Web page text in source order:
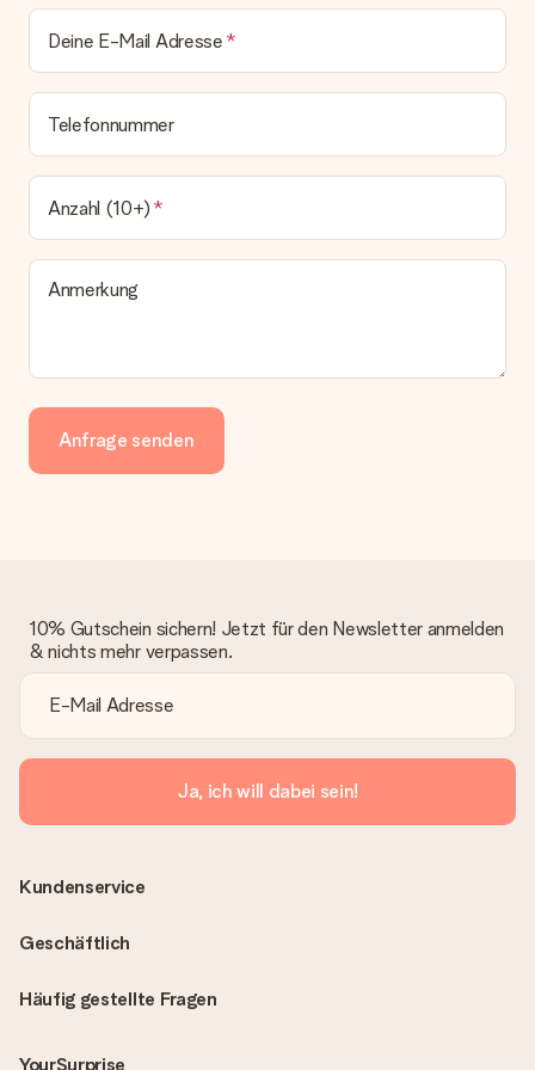
Deine E-Mail Adresse
Telefonnummer
Anzahl (10+)
Anmerkung
Anfrage senden
10% Gutschein sichern! Jetzt für den Newsletter anmelden
& nichts mehr verpassen.
Ja, ich will dabei sein!
Häufig gestellte Fragen
YourSurprise
Kundenservice
Geschäftlich